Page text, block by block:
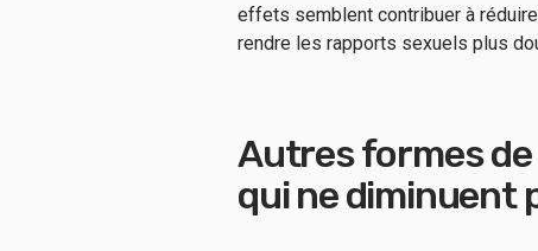
effets semblent contribuer à
rendre les rapports sexuels plus
Autres formes
qui ne diminuent